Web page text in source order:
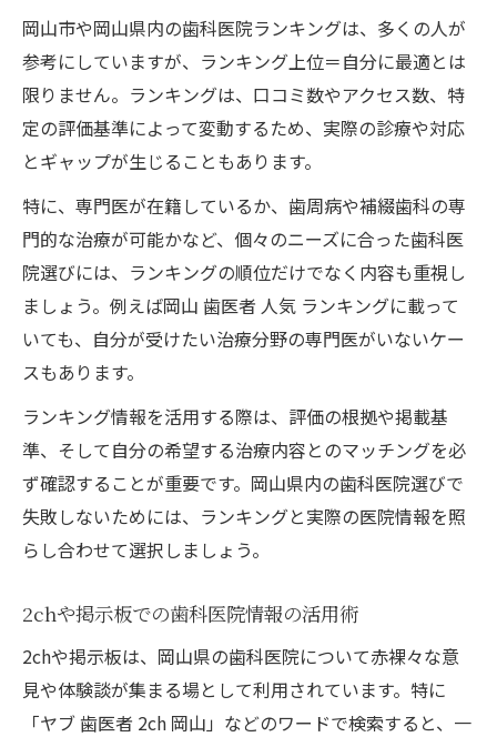
岡山市や岡山県内の歯科医院ランキングは、多くの人が
参考にしていますが、ランキング上位＝自分に最適とは
限りません。ランキングは、口コミ数やアクセス数、特
定の評価基準によって変動するため、実際の診療や対応
とギャップが生じることもあります。
特に、専門医が在籍しているか、歯周病や補綴歯科の専
門的な治療が可能かなど、個々のニーズに合った歯科医
院選びには、ランキングの順位だけでなく内容も重視し
ましょう。例えば岡山 歯医者 人気 ランキングに載って
いても、自分が受けたい治療分野の専門医がいないケー
スもあります。
ランキング情報を活用する際は、評価の根拠や掲載基
準、そして自分の希望する治療内容とのマッチングを必
ず確認することが重要です。岡山県内の歯科医院選びで
失敗しないためには、ランキングと実際の医院情報を照
らし合わせて選択しましょう。
2chや掲示板での歯科医院情報の活用術
2chや掲示板は、岡山県の歯科医院について赤裸々な意
見や体験談が集まる場として利用されています。特に
「ヤブ 歯医者 2ch 岡山」などのワードで検索すると、一